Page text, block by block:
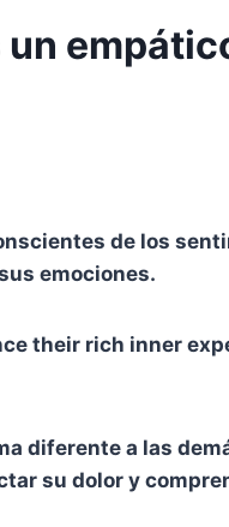
un
de los
emociones.
their rich inner
diferente a las
su dolor y